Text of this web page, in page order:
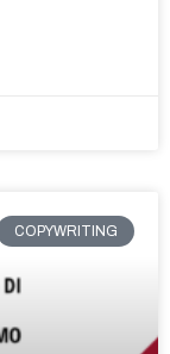
COPYWRITING